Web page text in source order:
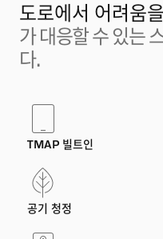
도로에서 어려움을
가 대응할 수 있는
다.
TMAP 빌트인
공기 청정